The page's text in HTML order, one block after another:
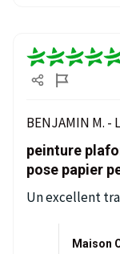
BENJAMIN M. -
peinture
pose papier
Un excellent
Maison